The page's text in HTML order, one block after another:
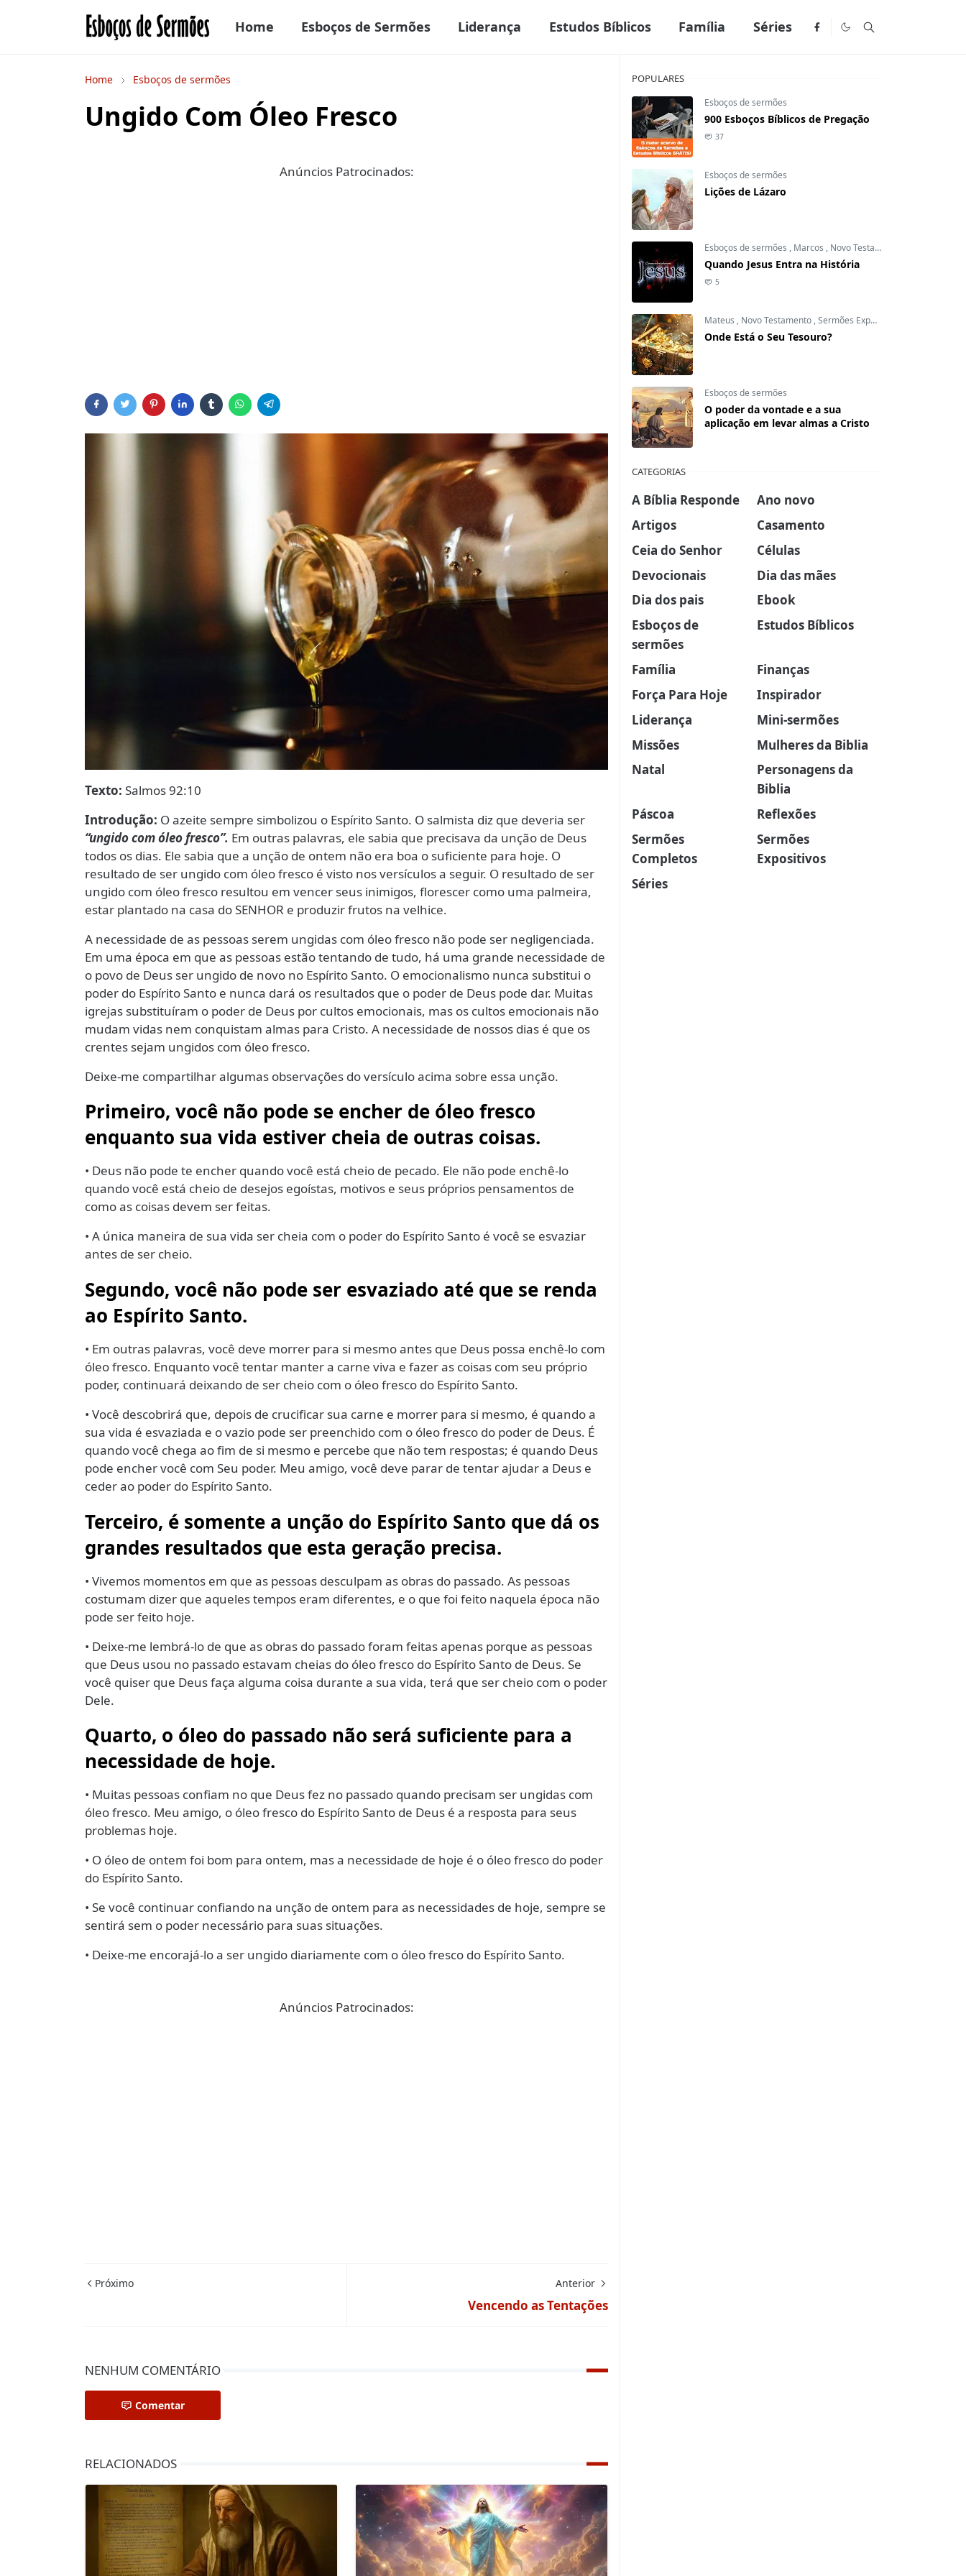
Home Esboços de Sermões Liderança Estudos Bíblicos Família Séries
Home Esboços de sermões
Ungido Com Óleo Fresco
Anúncios Patrocinados:
Texto: Salmos 92:10
Introdução: O azeite sempre simbolizou o Espírito Santo. O salmista diz que deveria ser
“ungido com óleo fresco”. Em outras palavras, ele sabia que precisava da unção de Deus
todos os dias. Ele sabia que a unção de ontem não era boa o suficiente para hoje. O
resultado de ser ungido com óleo fresco é visto nos versículos a seguir. O resultado de ser
ungido com óleo fresco resultou em vencer seus inimigos, florescer como uma palmeira,
estar plantado na casa do SENHOR e produzir frutos na velhice.
A necessidade de as pessoas serem ungidas com óleo fresco não pode ser negligenciada.
Em uma época em que as pessoas estão tentando de tudo, há uma grande necessidade de
o povo de Deus ser ungido de novo no Espírito Santo. O emocionalismo nunca substitui o
poder do Espírito Santo e nunca dará os resultados que o poder de Deus pode dar. Muitas
igrejas substituíram o poder de Deus por cultos emocionais, mas os cultos emocionais não
mudam vidas nem conquistam almas para Cristo. A necessidade de nossos dias é que os
crentes sejam ungidos com óleo fresco.
Deixe-me compartilhar algumas observações do versículo acima sobre essa unção.
Primeiro, você não pode se encher de óleo fresco
enquanto sua vida estiver cheia de outras coisas.
• Deus não pode te encher quando você está cheio de pecado. Ele não pode enchê-lo
quando você está cheio de desejos egoístas, motivos e seus próprios pensamentos de
como as coisas devem ser feitas.
• A única maneira de sua vida ser cheia com o poder do Espírito Santo é você se esvaziar
antes de ser cheio.
Segundo, você não pode ser esvaziado até que se renda
ao Espírito Santo.
• Em outras palavras, você deve morrer para si mesmo antes que Deus possa enchê-lo com
óleo fresco. Enquanto você tentar manter a carne viva e fazer as coisas com seu próprio
poder, continuará deixando de ser cheio com o óleo fresco do Espírito Santo.
• Você descobrirá que, depois de crucificar sua carne e morrer para si mesmo, é quando a
sua vida é esvaziada e o vazio pode ser preenchido com o óleo fresco do poder de Deus. É
quando você chega ao fim de si mesmo e percebe que não tem respostas; é quando Deus
pode encher você com Seu poder. Meu amigo, você deve parar de tentar ajudar a Deus e
ceder ao poder do Espírito Santo.
Terceiro, é somente a unção do Espírito Santo que dá os
grandes resultados que esta geração precisa.
• Vivemos momentos em que as pessoas desculpam as obras do passado. As pessoas
costumam dizer que aqueles tempos eram diferentes, e o que foi feito naquela época não
pode ser feito hoje.
• Deixe-me lembrá-lo de que as obras do passado foram feitas apenas porque as pessoas
que Deus usou no passado estavam cheias do óleo fresco do Espírito Santo de Deus. Se
você quiser que Deus faça alguma coisa durante a sua vida, terá que ser cheio com o poder
Dele.
Quarto, o óleo do passado não será suficiente para a
necessidade de hoje.
• Muitas pessoas confiam no que Deus fez no passado quando precisam ser ungidas com
óleo fresco. Meu amigo, o óleo fresco do Espírito Santo de Deus é a resposta para seus
problemas hoje.
• O óleo de ontem foi bom para ontem, mas a necessidade de hoje é o óleo fresco do poder
do Espírito Santo.
• Se você continuar confiando na unção de ontem para as necessidades de hoje, sempre se
sentirá sem o poder necessário para suas situações.
• Deixe-me encorajá-lo a ser ungido diariamente com o óleo fresco do Espírito Santo.
Anúncios Patrocinados:
Próximo Anterior
Vencendo as Tentações
NENHUM COMENTÁRIO
Comentar
RELACIONADOS
POPULARES
Esboços de sermões
900 Esboços Bíblicos de Pregação
37
Esboços de sermões
Lições de Lázaro
Esboços de sermões , Marcos , Novo Testamento
Quando Jesus Entra na História
5
Mateus , Novo Testamento ,Sermões Expositivos
Onde Está o Seu Tesouro?
Esboços de sermões
O poder da vontade e a sua
aplicação em levar almas a Cristo
CATEGORIAS
A Bíblia Responde
Ano novo
Artigos
Casamento
Ceia do Senhor
Células
Devocionais
Dia das mães
Dia dos pais
Ebook
Esboços de
sermões
Estudos Bíblicos
Família
Finanças
Força Para Hoje
Inspirador
Liderança
Mini-sermões
Missões
Mulheres da Biblia
Natal
Personagens da
Biblia
Páscoa
Reflexões
Sermões
Completos
Sermões
Expositivos
Séries